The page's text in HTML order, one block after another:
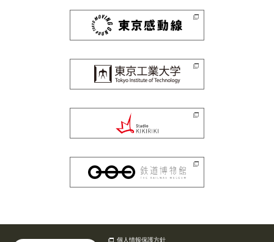
個人情報保護方針